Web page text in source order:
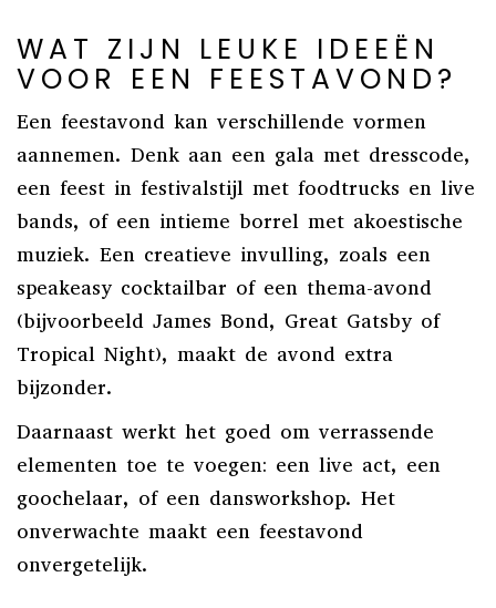
WAT ZIJN LEUKE IDEEËN
VOOR EEN FEESTAVOND?
Een feestavond kan verschillende vormen
aannemen. Denk aan een gala met dresscode,
een feest in festivalstijl met foodtrucks en live
bands, of een intieme borrel met akoestische
muziek. Een creatieve invulling, zoals een
speakeasy cocktailbar of een thema-avond
(bijvoorbeeld James Bond, Great Gatsby of
Tropical Night), maakt de avond extra
bijzonder.
Daarnaast werkt het goed om verrassende
elementen toe te voegen: een live act, een
goochelaar, of een dansworkshop. Het
onverwachte maakt een feestavond
onvergetelijk.